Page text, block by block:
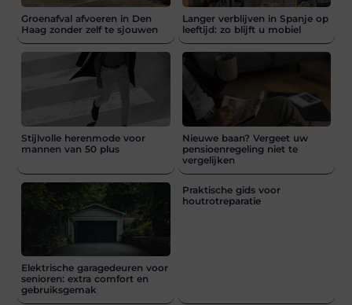
Groenafval afvoeren in Den
Haag zonder zelf te sjouwen
Langer verblijven in Spanje op
leeftijd: zo blijft u mobiel
Stijlvolle herenmode voor
mannen van 50 plus
Nieuwe baan? Vergeet uw
pensioenregeling niet te
vergelijken
Elektrische garagedeuren voor
senioren: extra comfort en
gebruiksgemak
Praktische gids voor
houtrotreparatie